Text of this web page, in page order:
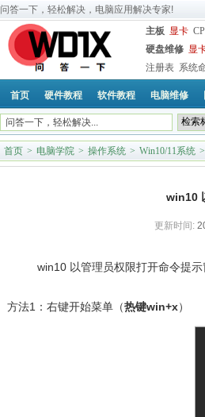
问答一下，轻松解决，电脑应用解决专家!
主板 显卡
硬盘维修 显
注册表 系统
首页 硬件教程 软件教程 电脑维修
首页 > 电脑学院 > 操作系统 > Win10/11系统 >
win10
更新时间:
win10 以管理员权限打开命令提
方法1：右键开始菜单（热键win+x）